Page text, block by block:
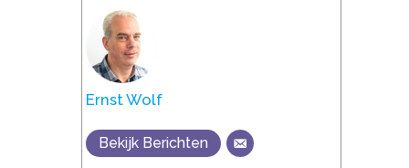
Ernst Wolf
Bekijk Berichten